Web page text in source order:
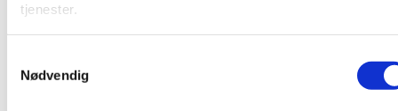
tjenester.
Nødvendig
Præst: Johan Dalsgaard
Organist: Merete Laursen